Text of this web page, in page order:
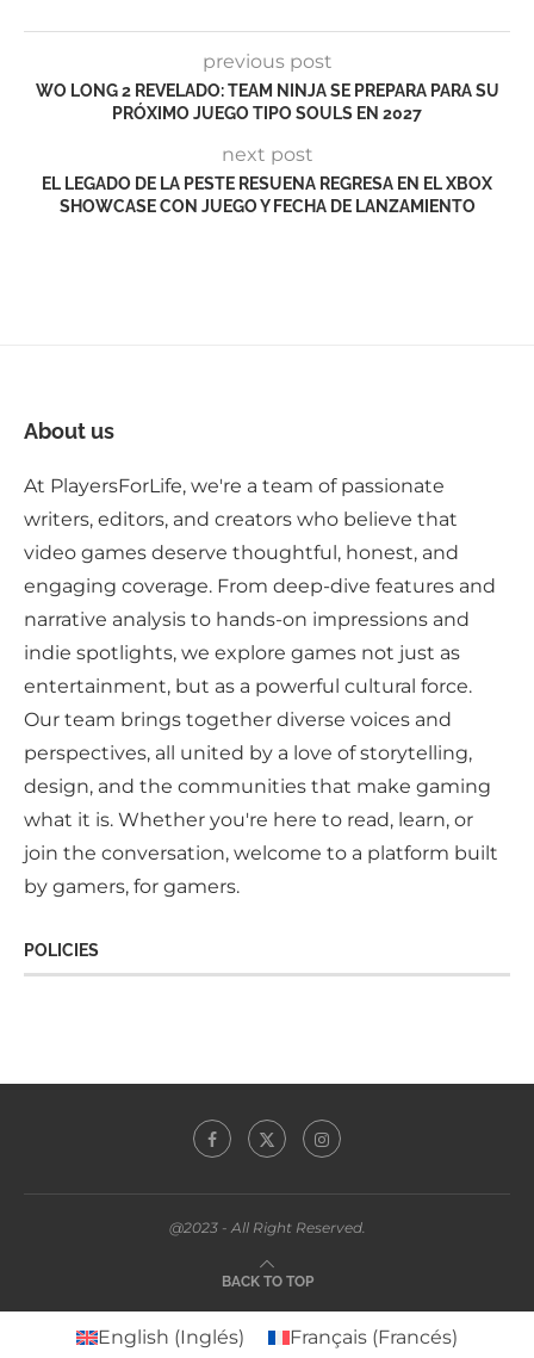
previous post
WO LONG 2 REVELADO: TEAM NINJA SE PREPARA PARA SU
PRÓXIMO JUEGO TIPO SOULS EN 2027
next post
EL LEGADO DE LA PESTE RESUENA REGRESA EN EL XBOX
SHOWCASE CON JUEGO Y FECHA DE LANZAMIENTO
About us
At PlayersForLife, we're a team of passionate
writers, editors, and creators who believe that
video games deserve thoughtful, honest, and
engaging coverage. From deep-dive features and
narrative analysis to hands-on impressions and
indie spotlights, we explore games not just as
entertainment, but as a powerful cultural force.
Our team brings together diverse voices and
perspectives, all united by a love of storytelling,
design, and the communities that make gaming
what it is. Whether you're here to read, learn, or
join the conversation, welcome to a platform built
by gamers, for gamers.
POLICIES
@2023 - All Right Reserved.
BACK TO TOP
English (Inglés) Français (Francés)